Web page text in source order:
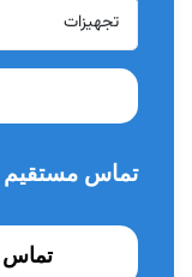
تماس مستقیم
تماس